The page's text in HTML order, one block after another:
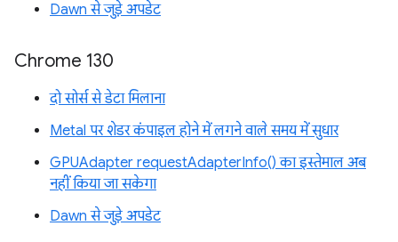
Dawn से जुड़े अपडेट
Chrome 130
दो सोर्स से डेटा मिलाना
Metal पर शेडर कंपाइल होने में लगने वाले समय में सुधार
GPUAdapter requestAdapterInfo() का इस्तेमाल अब
नहीं किया जा सकेगा
Dawn से जुड़े अपडेट